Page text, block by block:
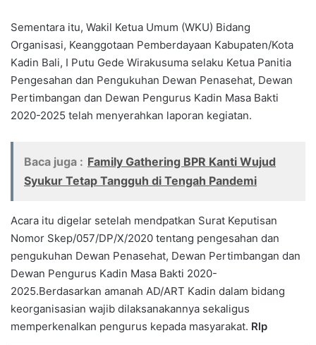
Sementara itu, Wakil Ketua Umum (WKU) Bidang
Organisasi, Keanggotaan Pemberdayaan Kabupaten/Kota
Kadin Bali, I Putu Gede Wirakusuma selaku Ketua Panitia
Pengesahan dan Pengukuhan Dewan Penasehat, Dewan
Pertimbangan dan Dewan Pengurus Kadin Masa Bakti
2020-2025 telah menyerahkan laporan kegiatan.
Baca juga : Family Gathering BPR Kanti Wujud
Syukur Tetap Tangguh di Tengah Pandemi
Acara itu digelar setelah mendpatkan Surat Keputisan
Nomor Skep/057/DP/X/2020 tentang pengesahan dan
pengukuhan Dewan Penasehat, Dewan Pertimbangan dan
Dewan Pengurus Kadin Masa Bakti 2020-
2025.Berdasarkan amanah AD/ART Kadin dalam bidang
keorganisasian wajib dilaksanakannya sekaligus
memperkenalkan pengurus kepada masyarakat. Rlp